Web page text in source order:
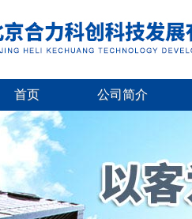
首页 公司简介